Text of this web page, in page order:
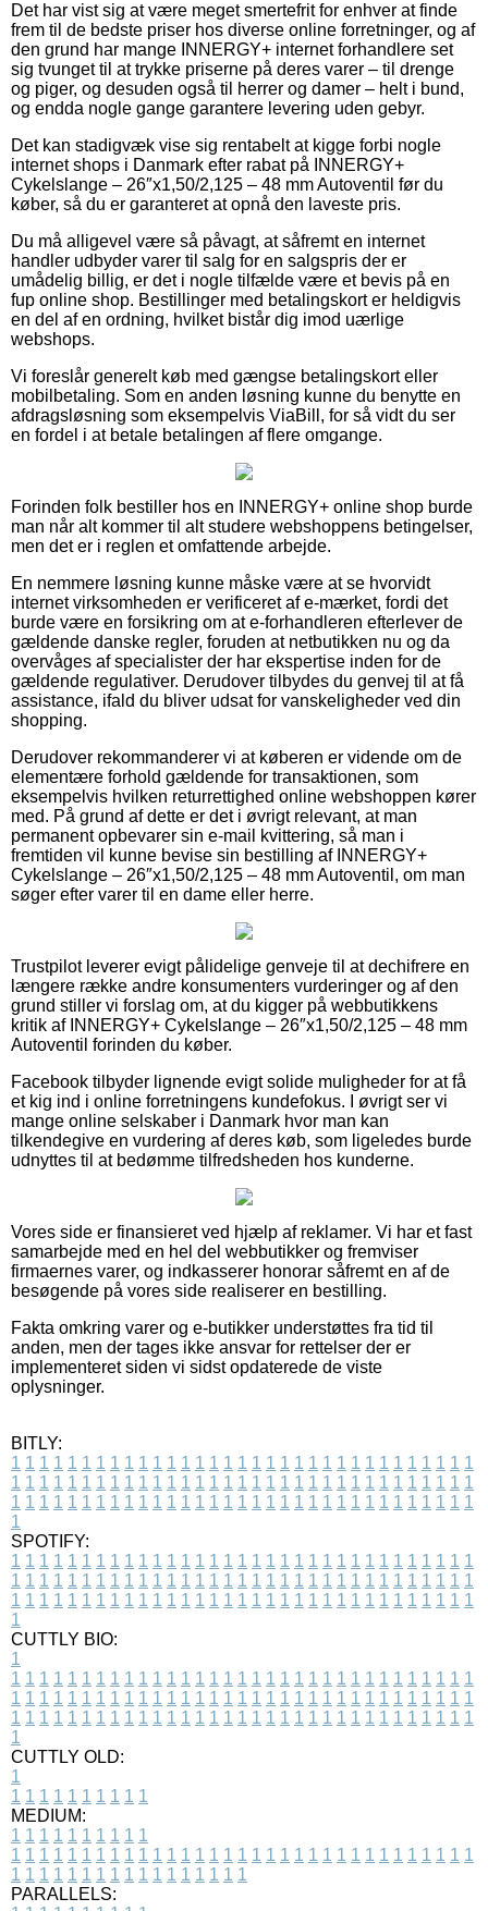
Det har vist sig at være meget smertefrit for enhver at finde
frem til de bedste priser hos diverse online forretninger, og af
den grund har mange INNERGY+ internet forhandlere set
sig tvunget til at trykke priserne på deres varer – til drenge
og piger, og desuden også til herrer og damer – helt i bund,
og endda nogle gange garantere levering uden gebyr.
Det kan stadigvæk vise sig rentabelt at kigge forbi nogle
internet shops i Danmark efter rabat på INNERGY+
Cykelslange – 26″x1,50/2,125 – 48 mm Autoventil før du
køber, så du er garanteret at opnå den laveste pris.
Du må alligevel være så påvagt, at såfremt en internet
handler udbyder varer til salg for en salgspris der er
umådelig billig, er det i nogle tilfælde være et bevis på en
fup online shop. Bestillinger med betalingskort er heldigvis
en del af en ordning, hvilket bistår dig imod uærlige
webshops.
Vi foreslår generelt køb med gængse betalingskort eller
mobilbetaling. Som en anden løsning kunne du benytte en
afdragsløsning som eksempelvis ViaBill, for så vidt du ser
en fordel i at betale betalingen af flere omgange.
Forinden folk bestiller hos en INNERGY+ online shop burde
man når alt kommer til alt studere webshoppens betingelser,
men det er i reglen et omfattende arbejde.
En nemmere løsning kunne måske være at se hvorvidt
internet virksomheden er verificeret af e-mærket, fordi det
burde være en forsikring om at e-forhandleren efterlever de
gældende danske regler, foruden at netbutikken nu og da
overvåges af specialister der har ekspertise inden for de
gældende regulativer. Derudover tilbydes du genvej til at få
assistance, ifald du bliver udsat for vanskeligheder ved din
shopping.
Derudover rekommanderer vi at køberen er vidende om de
elementære forhold gældende for transaktionen, som
eksempelvis hvilken returrettighed online webshoppen kører
med. På grund af dette er det i øvrigt relevant, at man
permanent opbevarer sin e-mail kvittering, så man i
fremtiden vil kunne bevise sin bestilling af INNERGY+
Cykelslange – 26″x1,50/2,125 – 48 mm Autoventil, om man
søger efter varer til en dame eller herre.
Trustpilot leverer evigt pålidelige genveje til at dechifrere en
længere række andre konsumenters vurderinger og af den
grund stiller vi forslag om, at du kigger på webbutikkens
kritik af INNERGY+ Cykelslange – 26″x1,50/2,125 – 48 mm
Autoventil forinden du køber.
Facebook tilbyder lignende evigt solide muligheder for at få
et kig ind i online forretningens kundefokus. I øvrigt ser vi
mange online selskaber i Danmark hvor man kan
tilkendegive en vurdering af deres køb, som ligeledes burde
udnyttes til at bedømme tilfredsheden hos kunderne.
Vores side er finansieret ved hjælp af reklamer. Vi har et fast
samarbejde med en hel del webbutikker og fremviser
firmaernes varer, og indkasserer honorar såfremt en af de
besøgende på vores side realiserer en bestilling.
Fakta omkring varer og e-butikker understøttes fra tid til
anden, men der tages ikke ansvar for rettelser der er
implementeret siden vi sidst opdaterede de viste
oplysninger.
BITLY:
1 1 1 1 1 1 1 1 1 1 1 1 1 1 1 1 1 1 1 1 1 1 1 1 1 1 1 1 1 1 1 1 1
1 1 1 1 1 1 1 1 1 1 1 1 1 1 1 1 1 1 1 1 1 1 1 1 1 1 1 1 1 1 1 1 1
1 1 1 1 1 1 1 1 1 1 1 1 1 1 1 1 1 1 1 1 1 1 1 1 1 1 1 1 1 1 1 1 1
1
SPOTIFY:
1 1 1 1 1 1 1 1 1 1 1 1 1 1 1 1 1 1 1 1 1 1 1 1 1 1 1 1 1 1 1 1 1
1 1 1 1 1 1 1 1 1 1 1 1 1 1 1 1 1 1 1 1 1 1 1 1 1 1 1 1 1 1 1 1 1
1 1 1 1 1 1 1 1 1 1 1 1 1 1 1 1 1 1 1 1 1 1 1 1 1 1 1 1 1 1 1 1 1
1
CUTTLY BIO:
1
1 1 1 1 1 1 1 1 1 1 1 1 1 1 1 1 1 1 1 1 1 1 1 1 1 1 1 1 1 1 1 1 1
1 1 1 1 1 1 1 1 1 1 1 1 1 1 1 1 1 1 1 1 1 1 1 1 1 1 1 1 1 1 1 1 1
1 1 1 1 1 1 1 1 1 1 1 1 1 1 1 1 1 1 1 1 1 1 1 1 1 1 1 1 1 1 1 1 1
1
CUTTLY OLD:
1
1 1 1 1 1 1 1 1 1 1
MEDIUM:
1 1 1 1 1 1 1 1 1 1
1 1 1 1 1 1 1 1 1 1 1 1 1 1 1 1 1 1 1 1 1 1 1 1 1 1 1 1 1 1 1 1 1
1 1 1 1 1 1 1 1 1 1 1 1 1 1 1 1 1
PARALLELS: